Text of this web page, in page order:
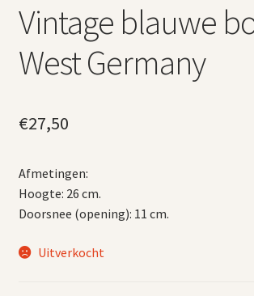
Vintage blauwe
West Germany
€27,50
Afmetingen:
Hoogte: 26 cm.
Doorsnee (opening): 11 cm.
Uitverkocht